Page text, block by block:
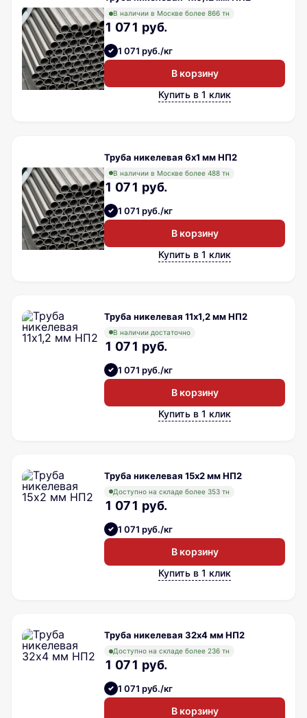
В наличии в Москве более 866 тн
1 071 руб.
1 071 руб./кг
В корзину
Купить в 1 клик
Труба никелевая 6х1 мм НП2
В наличии в Москве более 488 тн
1 071 руб.
1 071 руб./кг
В корзину
Купить в 1 клик
Труба никелевая 11х1,2 мм НП2
В наличии достаточно
1 071 руб.
1 071 руб./кг
В корзину
Купить в 1 клик
Труба никелевая 15х2 мм НП2
Доступно на складе более 353 тн
1 071 руб.
1 071 руб./кг
В корзину
Купить в 1 клик
Труба никелевая 32х4 мм НП2
Доступно на складе более 236 тн
1 071 руб.
1 071 руб./кг
В корзину